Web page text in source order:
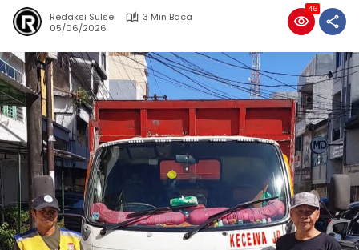
Redaksi Sulsel
3 Min Baca
05/06/2026
46